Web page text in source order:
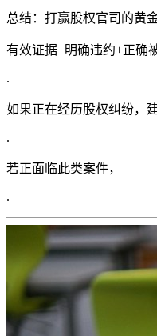
总结：打赢股权官司的黄
有效证据+明确违约+正确
.
如果正在经历股权纠纷，建
.
若正面临此类案件，
.